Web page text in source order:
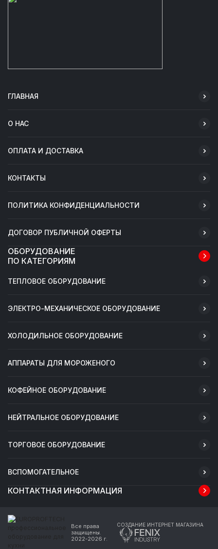
ГЛАВНАЯ
О НАС
ОПЛАТА И ДОСТАВКА
КОНТАКТЫ
ПОЛИТИКА КОНФИДЕНЦИАЛЬНОСТИ
ДОГОВОР ПУБЛИЧНОЙ ОФЕРТЫ
ОБОРУДОВАНИЕ
ПО КАТЕГОРИЯМ
ТЕПЛОВОЕ ОБОРУДОВАНИЕ
ЭЛЕКТРО-МЕХАНИЧЕСКОЕ ОБОРУДОВАНИЕ
ХОЛОДИЛЬНОЕ ОБОРУДОВАНИЕ
АППАРАТЫ ДЛЯ МОРОЖЕНОГО
КОФЕЙНОЕ ОБОРУДОВАНИЕ
НЕЙТРАЛЬНОЕ ОБОРУДОВАНИЕ
ТОРГОВОЕ ОБОРУДОВАНИЕ
ВСПОМОГАТЕЛЬНОЕ
КОНТАКТНАЯ ИНФОРМАЦИЯ
Все права
защищены.
2022-2026 г.
СОЗДАНИЕ ИНТЕРНЕТ МАГАЗИНА